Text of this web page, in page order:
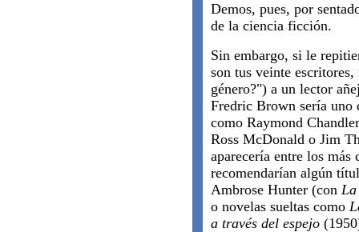
Demos, pues, por
de la ciencia ficción.
Sin embargo, si le
son tus veinte
género?") a un lector
Fredric Brown sería uno
como Raymond
Ross McDonald o Jim
aparecería entre los
recomendarían algún
Ambrose Hunter (con
o novelas sueltas como
a través del espejo